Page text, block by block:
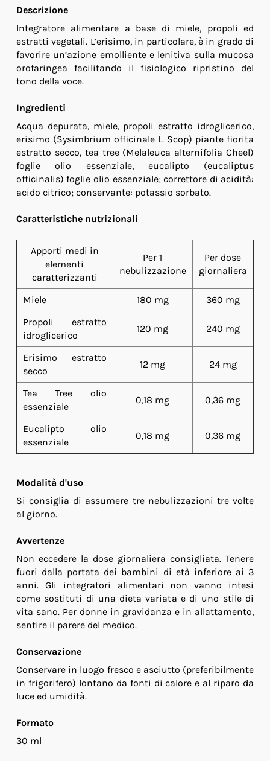
Descrizione
Integratore alimentare a base di miele, propoli ed
estratti vegetali. L’erisimo, in particolare, è in grado di
favorire un’azione emolliente e lenitiva sulla mucosa
orofaringea facilitando il fisiologico ripristino del
tono della voce.
Ingredienti
Acqua depurata, miele, propoli estratto idroglicerico,
erisimo (Sysimbrium officinale L. Scop) piante fiorita
estratto secco, tea tree (Melaleuca alternifolia Cheel)
foglie olio essenziale, eucalipto (eucaliptus
officinalis) foglie olio essenziale; correttore di acidità:
acido citrico; conservante: potassio sorbato.
Caratteristiche nutrizionali
Apporti medi in
elementi
caratterizzanti
Per 1
nebulizzazione
Per dose
giornaliera
Miele 180 mg
360 mg
Propoli estratto
idroglicerico
120 mg 240 mg
Erisimo estratto
secco
12 mg 24 mg
Tea Tree olio
essenziale
0,18 mg 0,36 mg
Eucalipto olio
essenziale
0,18 mg 0,36 mg
Modalità d'uso
Si consiglia di assumere tre nebulizzazioni tre volte
al giorno.
Avvertenze
Non eccedere la dose giornaliera consigliata. Tenere
fuori dalla portata dei bambini di età inferiore ai 3
anni. Gli integratori alimentari non vanno intesi
come sostituti di una dieta variata e di uno stile di
vita sano. Per donne in gravidanza e in allattamento,
sentire il parere del medico.
Conservazione
Conservare in luogo fresco e asciutto (preferibilmente
in frigorifero) lontano da fonti di calore e al riparo da
luce ed umidità.
Formato
30 ml